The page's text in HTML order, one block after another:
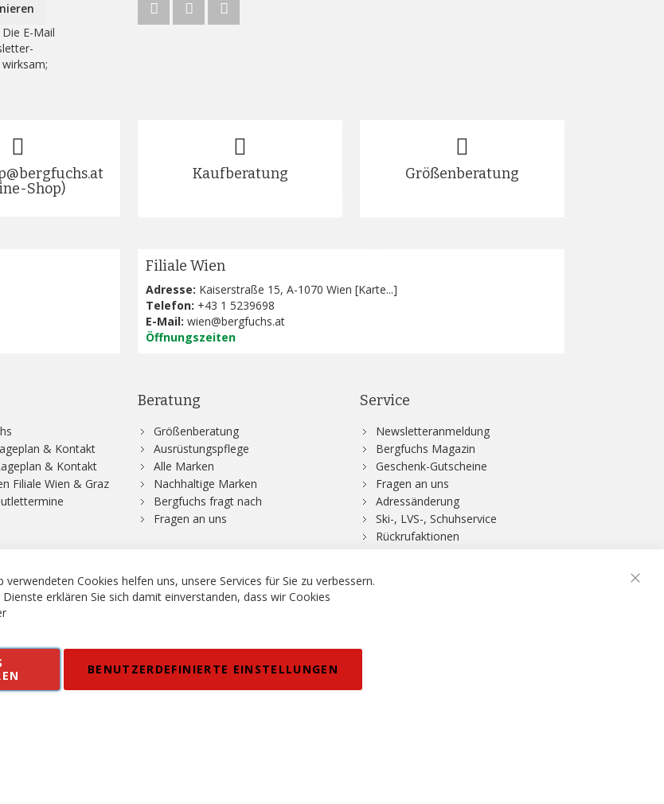
E-Mail
Shop)
Kaufberatung Größenberatung
Filiale Wien
Adresse: Kaiserstraße 15, A-1070 Wien [Karte...]
Telefon: +43 1 5239698
E-Mail: wien@bergfuchs.at
Öffnungszeiten
& Kontakt
& Kontakt
Filiale Wien & Graz
Beratung
Größenberatung
Ausrüstungspflege
Alle Marken
Nachhaltige Marken
Bergfuchs fragt nach
Fragen an uns
Service
Newsletteranmeldung
Bergfuchs Magazin
Geschenk-Gutscheine
Fragen an uns
Adressänderung
Ski-, LVS-, Schuhservice
Rückrufaktionen
DSV-Skiversicherung
AGB Datenschutz
Barrierefreiheitserklärung
Angebot solange Vorrat reicht. Fehler, Irrtümer und Preisänderungen vorbehalten.
verwendeten Cookies helfen uns, unsere Services für Sie zu verbessern.
erklären Sie sich damit einverstanden, dass wir Cookies
BENUTZERDEFINIERTE EINSTELLUNGEN